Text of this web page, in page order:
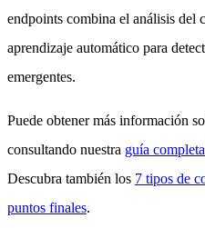
endpoints combina el análisis del
aprendizaje automático para
emergentes.
Puede obtener más información
consultando nuestra guía
Descubra también los 7 tipos de
puntos finales.